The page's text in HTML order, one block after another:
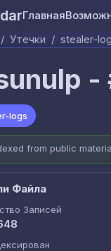
Главная
/ Утечки / stealer-
logs
from public
Файла
Записей